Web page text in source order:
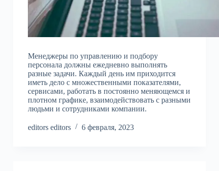
Менеджеры по управлению и подбору
персонала должны ежедневно выполнять
разные задачи. Каждый день им приходится
иметь дело с множественными показателями,
сервисами, работать в постоянно меняющемся и
плотном графике, взаимодействовать с разными
людьми и сотрудниками компании.
editors editors 6 февраля, 2023